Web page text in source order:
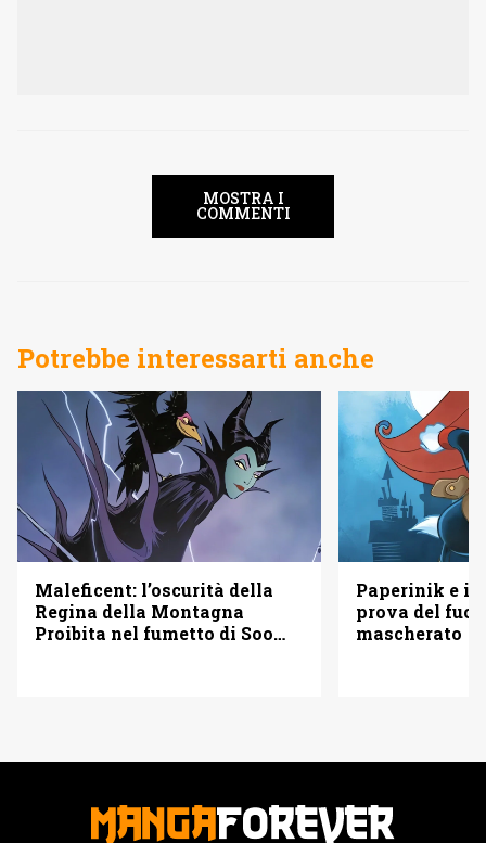
MOSTRA I
COMMENTI
Potrebbe interessarti anche
Maleficent: l’oscurità della
Regina della Montagna
Proibita nel fumetto di Soo
Paperinik e i
prova del
mascherato